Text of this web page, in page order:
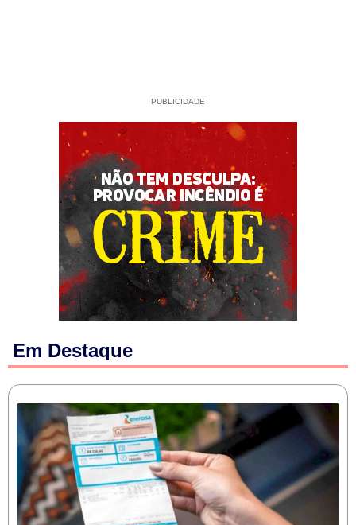
PUBLICIDADE
Em Destaque